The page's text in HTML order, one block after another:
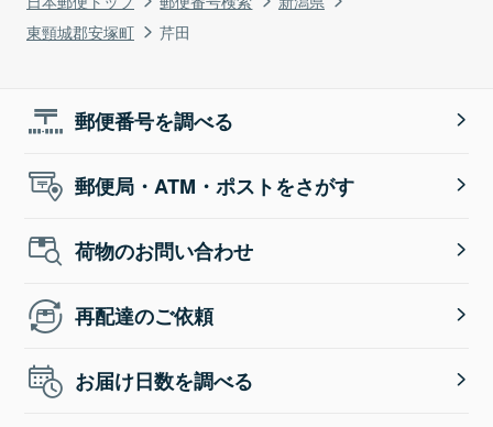
東頸城郡安塚町
芹田
郵便番号を調べる
郵便局・ATM・ポストをさがす
荷物のお問い合わせ
再配達のご依頼
お届け日数を調べる